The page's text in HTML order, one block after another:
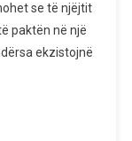
NË
GJILAN:
Policia
se të njëjtit
paktën në një
ekzistojnë